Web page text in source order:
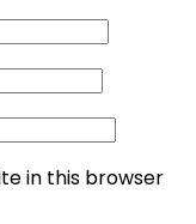
in this browser